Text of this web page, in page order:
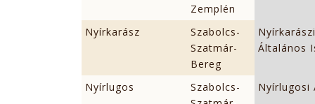
Zemplén
Nyírkarász
Szabolcs-
Szatmár-
Bereg
Általános
Nyírlugos
Szabolcs-
Nyírlugosi